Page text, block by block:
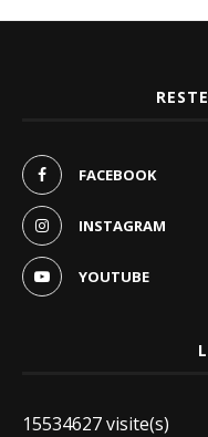
FACEBOOK
INSTAGRAM
YOUTUBE
15534627 visite(s)